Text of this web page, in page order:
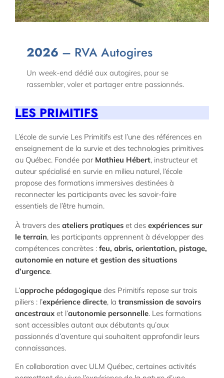
2026 – RVA Autogires
Un week-end dédié aux autogires, pour se
rassembler, voler et partager entre passionnés.
LES PRIMITIFS
L’école de survie Les Primitifs est l’une des références en
enseignement de la survie et des technologies primitives
au Québec. Fondée par Mathieu Hébert, instructeur et
auteur spécialisé en survie en milieu naturel, l’école
propose des formations immersives destinées à
reconnecter les participants avec les savoir-faire
essentiels de l’être humain.
À travers desateliers pratiques et desexpériences sur
le terrain, les participants apprennent à développer des
compétences concrètes :feu, abris, orientation, pistage,
autonomie en nature et gestion des situations
d’urgence.
L’approche pédagogique des Primitifs repose sur trois
piliers : l’expérience directe, latransmission de savoirs
ancestraux et l’autonomie personnelle. Les formations
sont accessibles autant aux débutants qu’aux
passionnés d’aventure qui souhaitent approfondir leurs
connaissances.
En collaboration avec ULM Québec, certaines activités